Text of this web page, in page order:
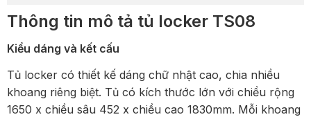
Thông tin mô tả tủ locker TS08
Kiểu dáng và kết cấu
Tủ locker có thiết kế dáng chữ nhật cao, chia nhiều
khoang riêng biệt. Tủ có kích thước lớn với chiều rộng
1650 x chiều sâu 452 x chiều cao 1830mm. Mỗi khoang